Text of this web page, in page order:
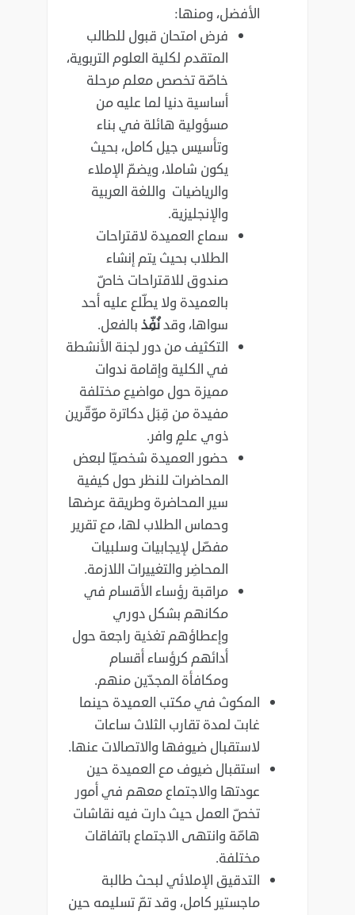
الأفضل، ومنها:
فرض امتحان قبول للطالب
المتقدم لكلية العلوم التربوية،
خاصّة تخصص معلم مرحلة
أساسية دنيا لما عليه من
مسؤولية هائلة في بناء
وتأسيس جيل كامل، بحيث
يكون شاملا، ويضمّ الإملاء
والرياضيات واللغة العربية
والإنجليزية.
سماع العميدة لاقتراحات
الطلاب بحيث يتم إنشاء
صندوق للاقتراحات خاصّ
بالعميدة ولا يطّلع عليه أحد
سواها، وقدنُفِّذ بالفعل.
التكثيف من دور لجنة الأنشطة
في الكلية وإقامة ندوات
مميزة حول مواضيع مختلفة
مفيدة من قِبَل دكاترة موّقّرين
ذوي علمٍ وافر.
حضور العميدة شخصيّا لبعض
المحاضرات للنظر حول كيفية
سير المحاضرة وطريقة عرضها
وحماس الطلاب لها، مع تقرير
مفصّل لإيجابيات وسلبيات
المحاضِر والتغييرات اللازمة.
مراقبة رؤساء الأقسام في
مكانهم بشكل دوري
وإعطاؤهم تغذية راجعة حول
أدائهم كرؤساء أقسام
ومكافأة المجدّين منهم.
المكوث في مكتب العميدة حينما
غابت لمدة تقارب الثلاث ساعات
لاستقبال ضيوفها والاتصالات عنها.
استقبال ضيوف مع العميدة حين
عودتها والاجتماع معهم في أمور
تخصّ العمل حيث دارت فيه نقاشات
هامّة وانتهى الاجتماع باتفاقات
مختلفة.
التدقيق الإملائي لبحث طالبة
ماجستير كامل، وقد تمّ تسليمه حين